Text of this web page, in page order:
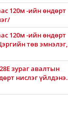
120м -ийн өндөрт
120м -ийн өндөрт
төв эмнэлэг,
зураг авалтын
нислэг үйлдэнэ.